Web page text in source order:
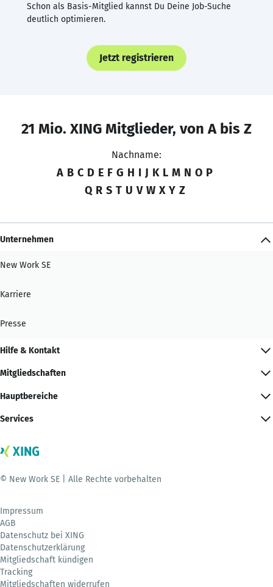
Schon als Basis-Mitglied kannst Du Deine Job-Suche
deutlich optimieren.
Jetzt registrieren
21 Mio. XING Mitglieder, von A bis Z
Nachname:
A B C D E F G H I J K L M N O P
Q R S T U V W X Y Z
Unternehmen
New Work SE
Karriere
Presse
Hilfe & Kontakt
Mitgliedschaften
Hauptbereiche
Services
© New Work SE | Alle Rechte vorbehalten
Impressum
AGB
Datenschutz bei XING
Datenschutzerklärung
Mitgliedschaft kündigen
Tracking
Mitgliedschaften widerrufen